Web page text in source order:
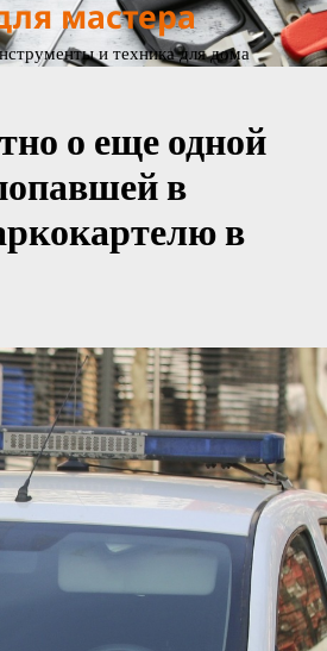
мастера
и техника для дома
о еще одной
в
в